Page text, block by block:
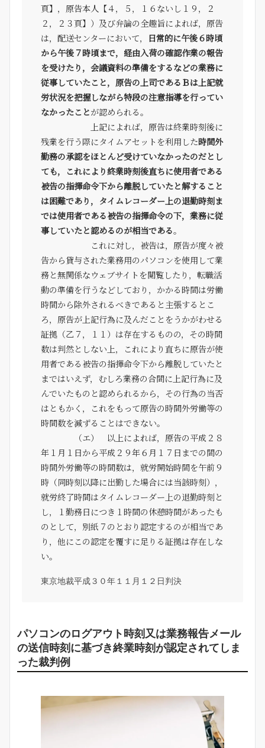
頁】，原告本人【４，５，１６ないし１９，２
２，２３頁】）及び弁論の全趣旨によれば，原告
は，配送センターにおいて， 日常的に午後６時頃
から午後７時頃まで，経由入荷の確認作業の報告
を受けたり，会議資料の準備をするなどの業務に
従事していたこと，原告の上司であるＢは上記就
労状況を把握しながら特段の注意指導を行ってい
なかったことが認められる。
上記によれば，原告は終業時刻後に
残業を行う際にタイムアセットを利用した時間外
勤務の承認をほとんど受けていなかったのだとし
ても，これにより終業時刻後直ちに使用者である
被告の指揮命令下から離脱していたと解すること
は困難であり，タイムレコーダー上の退勤時刻ま
では使用者である被告の指揮命令の下，業務に従
事していたと認めるのが相当である。
これに対し，被告は，原告が度々被
告から貸与された業務用のパソコンを使用して業
務と無関係なウェブサイトを閲覧したり，転職活
動の準備を行うなどしており，かかる時間は労働
時間から除外されるべきであると主張するとこ
ろ，原告が上記行為に及んだことをうかがわせる
証拠（乙７，１１）は存在するものの，その時間
数は判然としない上，これにより直ちに原告が使
用者である被告の指揮命令下から離脱していたと
まではいえず，むしろ業務の合間に上記行為に及
んでいたものと認められるから，その行為の当否
はともかく，これをもって原告の時間外労働等の
時間数を減ずることはできない。
（エ） 以上によれば，原告の平成２８
年１月１日から平成２９年６月１７日までの間の
時間外労働等の時間数は，就労開始時間を午前９
時（同時刻以降に出勤した場合には当該時刻），
就労終了時間はタイムレコーダー上の退勤時刻と
し，１勤務日につき１時間の休憩時間があったも
のとして，別紙７のとおり認定するのが相当であ
り，他にこの認定を覆すに足りる証拠は存在しな
い。
東京地裁平成３０年１１月１２日判決
パソコンのログアウト時刻又は業務報告メール
の送信時刻に基づき終業時刻が認定されてしま
った裁判例